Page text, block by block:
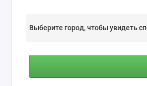
Выберите город, чтобы увидеть